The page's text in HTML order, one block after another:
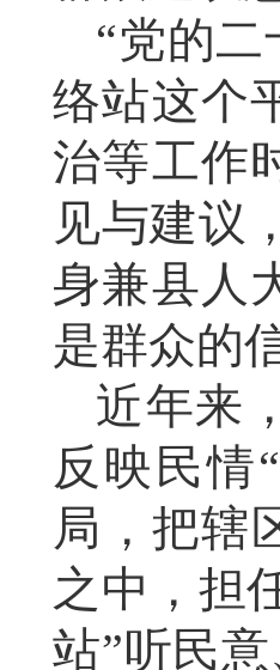
“党的
络站这个
治等工作
见与建议
身兼县人
是群众的
近年来
反映民情
局，把辖
之中，担
站”听民